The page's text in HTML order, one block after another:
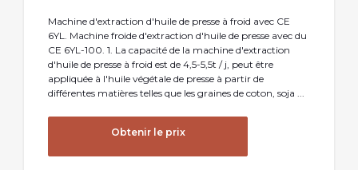
Machine d'extraction d'huile de presse à froid avec CE
6YL. Machine froide d'extraction d'huile de presse avec du
CE 6YL-100. 1. La capacité de la machine d'extraction
d'huile de presse à froid est de 4,5-5,5t / j, peut être
appliquée à l'huile végétale de presse à partir de
différentes matières telles que les graines de coton, soja ...
Obtenir le prix